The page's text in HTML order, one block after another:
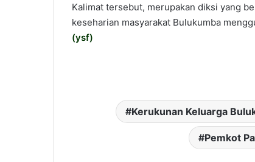
Kalimat tersebut, merupakan diksi yang
keseharian masyarakat Bulukumba
(ysf)
Kerukunan Keluarga
Pemkot